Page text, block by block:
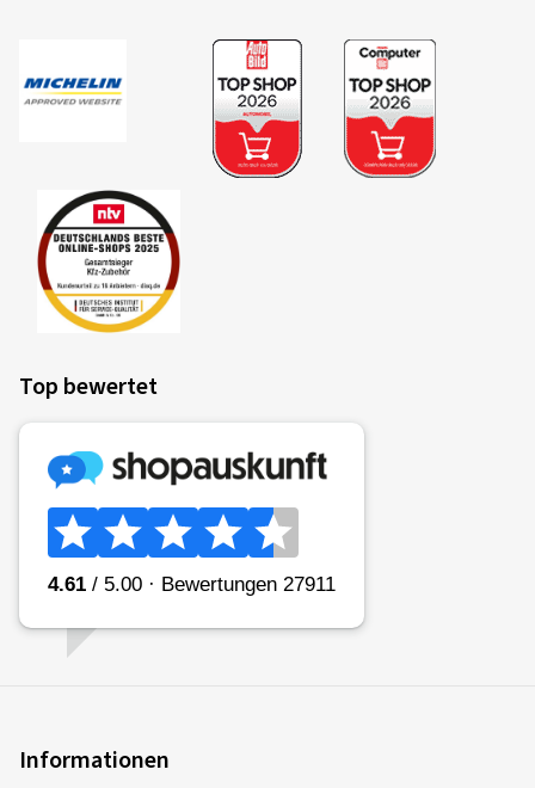
Top bewertet
Informationen